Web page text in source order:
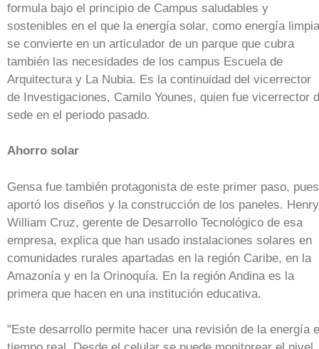
formula bajo el principio de Campus saludables y
sostenibles en el que la energía solar, como energía
se convierte en un articulador de un parque que cubra
también las necesidades de los campus Escuela de
Arquitectura y La Nubia. Es la continuidad del vicerrector
de Investigaciones, Camilo Younes, quien fue vicerrector
sede en el periodo pasado.
Ahorro solar
Gensa fue también protagonista de este primer paso, pues
aportó los diseños y la construcción de los paneles. Henry
William Cruz, gerente de Desarrollo Tecnológico de esa
empresa, explica que han usado instalaciones solares en
comunidades rurales apartadas en la región Caribe, en la
Amazonía y en la Orinoquía. En la región Andina es la
primera que hacen en una institución educativa.
"Este desarrollo permite hacer una revisión de la energía